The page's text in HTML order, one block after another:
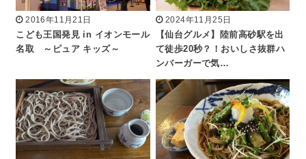
2016年11月21日
こども王国発見 in イオンモール
名取 ～ピュア キッズ～
2024年11月25日
【仙台グルメ】陸前高砂駅を出
て徒歩20秒？！おいしさ抜群ハ
ンバーガーで気…